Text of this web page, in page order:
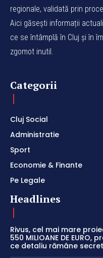
regionale, validată prin
Aici găsești informații
ce se întâmplă în Cluj și în
zgomot inutil.
Categorii
Cluj Social
Administratie
Sport
Economie & Finante
Pe Legale
Headlines
Rivus, cel mai mare
550 MILIOANE DE
ce detaliu rămâne